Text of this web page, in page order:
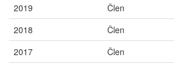
2019
Člen
2018
Člen
2017
Člen